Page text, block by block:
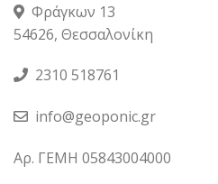
Φράγκων 13
54626, Θεσσαλονίκη
2310 518761
info@geoponic.gr
Αρ. ΓΕΜΗ 05843004000